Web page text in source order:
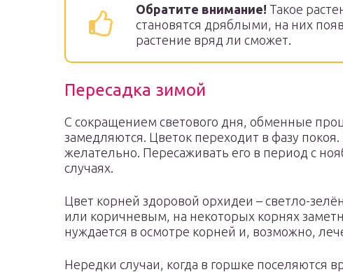
Обратите внимание! Такое
становятся дряблыми, на них
растение вряд ли сможет.
Пересадка зимой
С сокращением светового дня, обменные
замедляются. Цветок переходит в фазу
желательно. Пересаживать его в период с
случаях.
Цвет корней здоровой орхидеи – светло-
или коричневым, на некоторых корнях
нуждается в осмотре корней и, возможно,
Нередки случаи, когда в горшке поселяются